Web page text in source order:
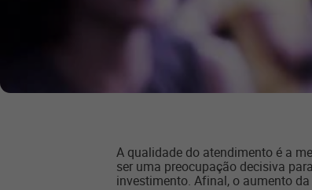
A qualidade do atendimento é a
ser uma preocupação decisiva
investimento. Afinal, o aumento